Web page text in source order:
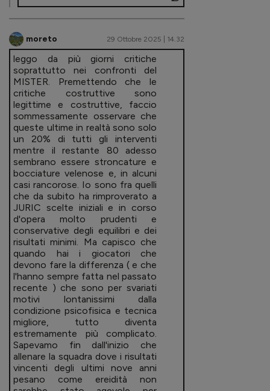
moreto 29 Ottobre 2025 | 14.32
leggo da più giorni critiche
soprattutto nei confronti del
MISTER. Premettendo che le
critiche costruttive sono
legittime e costruttive, faccio
sommessamente osservare che
queste ultime in realtà sono solo
un 20% di tutti gli interventi
mentre il restante 80 adesso
sembrano essere stroncature e
bocciature velenose e, in alcuni
casi rancorose. Io sono fra quelli
che da subito ha rimproverato a
JURIC scelte iniziali e in corso
d'opera molto prudenti e
conservative degli equilibri e dei
risultati minimi. Ma capisco che
quando hai i giocatori che
devono fare la differenza ( e che
l'hanno sempre fatta nel passato
recente ) che sono per svariati
motivi lontanissimi dalla
condizione psicofisica e tecnica
migliore, tutto diventa
estremamente più complicato.
Sapevamo fin dall'inizio che
allenare la squadra dove i risultati
vincenti degli ultimi nove anni
pesano come ereidità non